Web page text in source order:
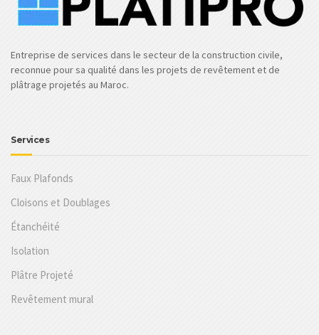
Entreprise de services dans le secteur de la construction civile,
reconnue pour sa qualité dans les projets de revêtement et de
plâtrage projetés au Maroc.
Services
Faux Plafonds
Cloisons et Doublages
Étanchéité
Isolation
Plâtre Projeté
Revêtement mural